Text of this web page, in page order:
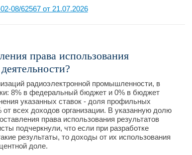
Суд
08/62567 от 21.07.2026
права использования
радиоэлектронной промышленности, в
8% в федеральный бюджет и 0% в бюджет
указанных ставок - доля профильных
всех доходов организации. В указанную долю
права использования результатов
подчеркнули, что если при разработке
результаты, то доходы от их использования
доле.